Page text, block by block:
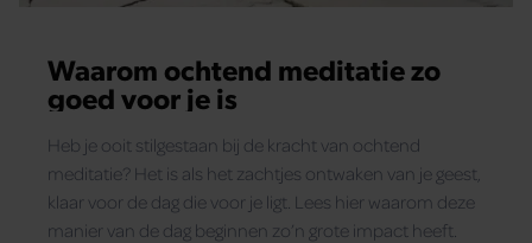
Waarom ochtend meditatie zo
goed voor je is
Heb je ooit stilgestaan bij de kracht van ochtend
meditatie? Het is als het zachtjes ontwaken van je geest,
klaar voor de dag die voor je ligt. Lees hier waarom deze
manier van de dag beginnen zo’n grote impact heeft.